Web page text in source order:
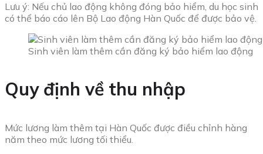
Lưu ý: Nếu chủ lao động không đóng bảo hiểm, du học sinh
có thể báo cáo lên Bộ Lao động Hàn Quốc để được bảo vệ.
Sinh viên làm thêm cần đăng ký bảo hiểm lao động
Quy định về thu nhập
Mức lương làm thêm tại Hàn Quốc được điều chỉnh hàng
năm theo mức lương tối thiểu.